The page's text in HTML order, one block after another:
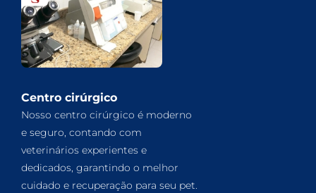
Centro cirúrgico
Nosso centro cirúrgico é moderno
e seguro, contando com
veterinários experientes e
dedicados, garantindo o melhor
cuidado e recuperação para seu pet.